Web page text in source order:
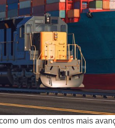
um dos centros mais